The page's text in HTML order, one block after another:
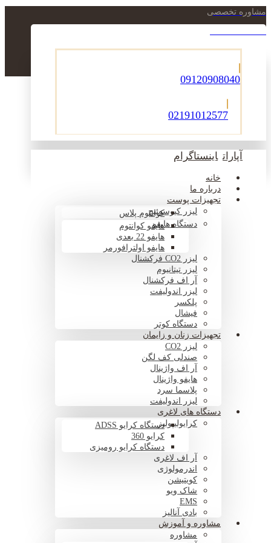
مشاوره تخصصی
09120908040
02191012577
آپارات اینستاگرام
خانه
درباره ما
تجهیزات پوست
لیزر کیوسوئیچکوانتوم پلاس
دستگاه هایفوهایفو کوانتوم
هایفو 22 بعدی
هایفو اولترافورمر
لیزر CO2 فرکشنال
لیزر تیتانیوم
آر اف فرکشنال
لیزر اندولیفت
پلکسر
فیشال
دستگاه کوتر
تجهیزات زنان و زایمان
لیزر CO2
صندلی کف لگن
آر اف واژینال
هایفو واژینال
پلاسما سرد
لیزر اندولیفت
دستگاه های لاغری
کرایولیپولیزدستگاه کرایو ADSS
کرایو 360
دستگاه کرایو رومیزی
آر اف لاغری
اندرمولوژی
کویتیشن
شاک ویو
EMS
بادی آنالیز
مشاوره و آموزش
مشاوره